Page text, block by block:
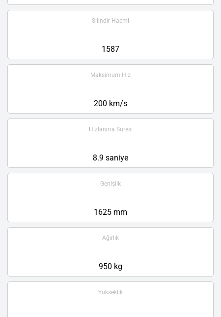
Silindir Hacmi
1587
Maksimum Hız
200 km/s
Hızlanma Süresi
8.9 saniye
Genişlik
1625 mm
Ağırlık
950 kg
Yükseklik